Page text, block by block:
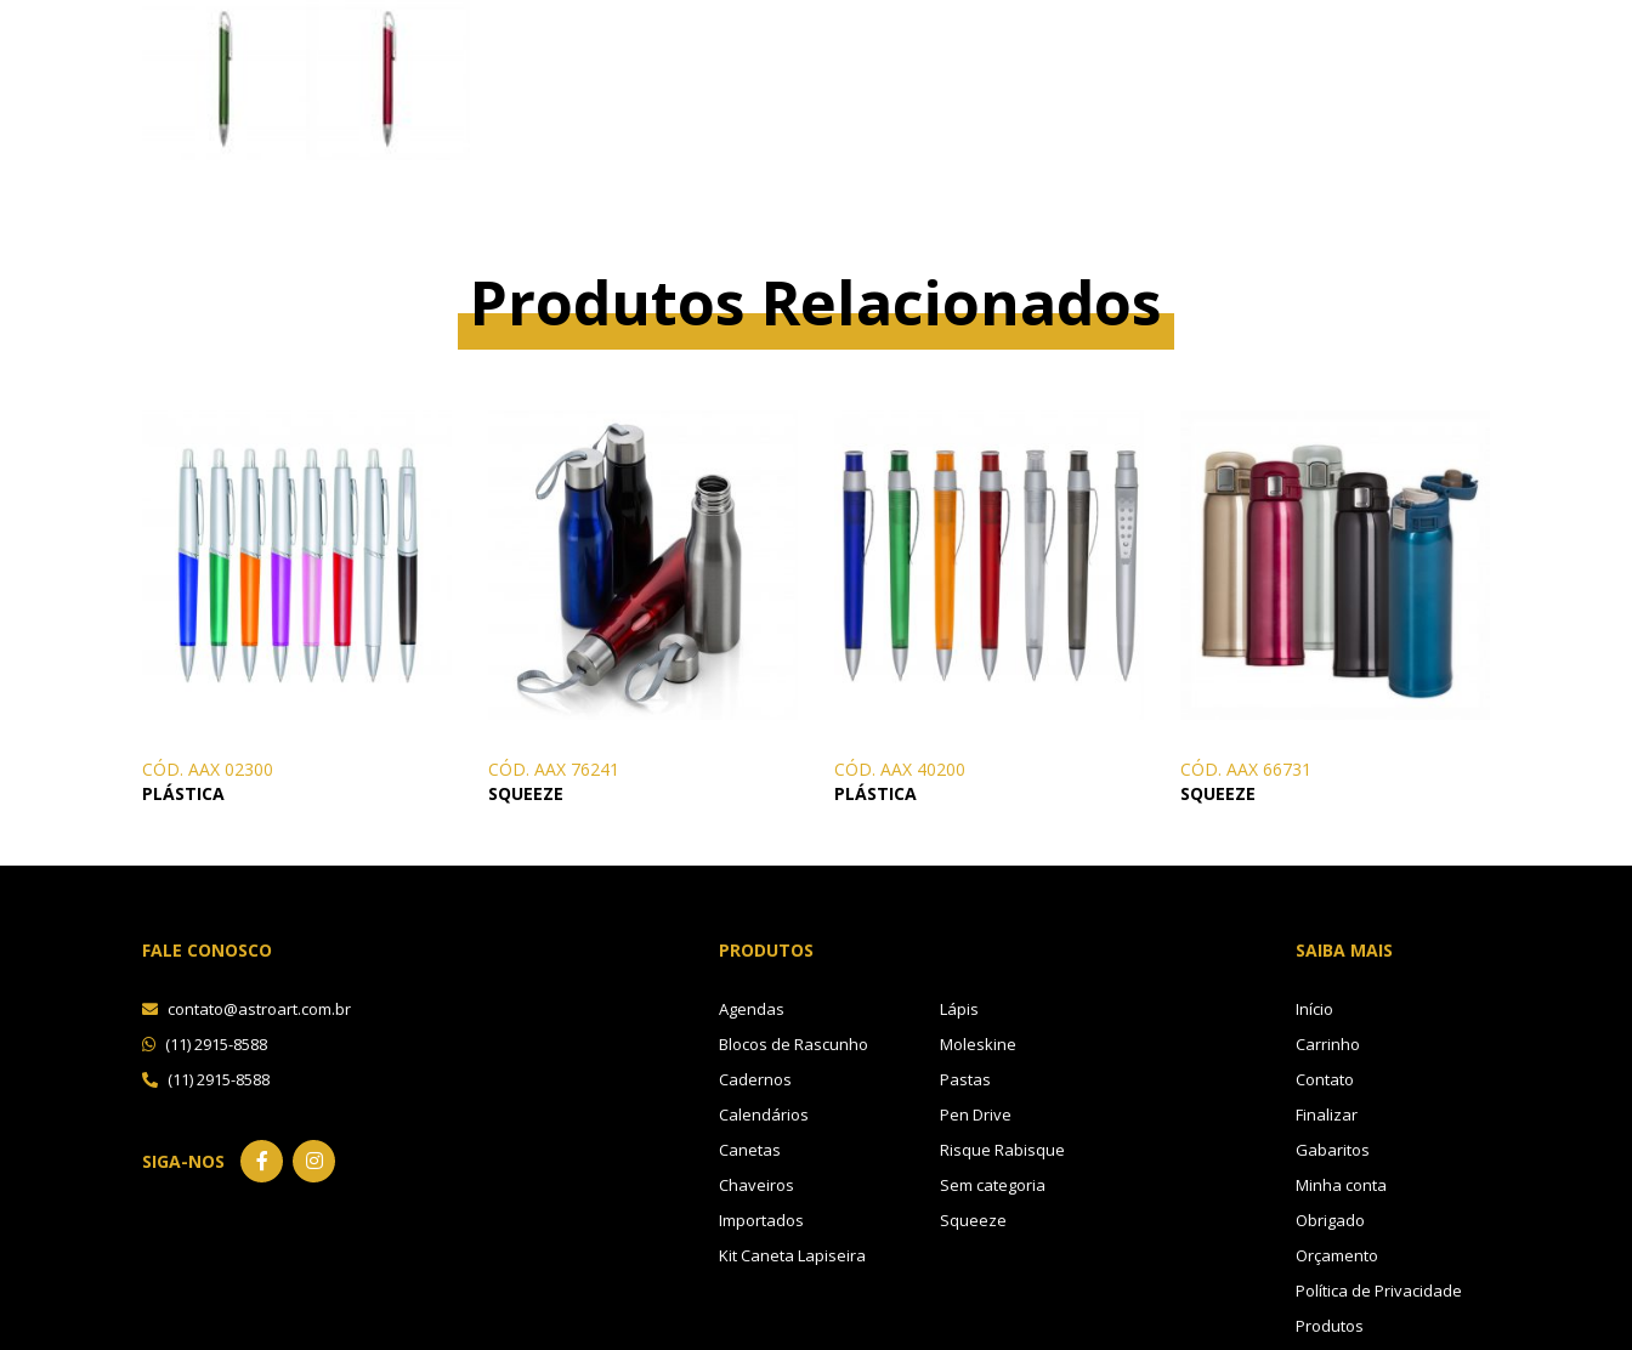
Produtos Relacionados
CÓD. AAX 02300
PLÁSTICA
CÓD. AAX 76241
SQUEEZE
CÓD. AAX 40200
PLÁSTICA
CÓD. AAX 66731
SQUEEZE
FALE CONOSCO
contato@astroart.com.br
(11) 2915-8588
(11) 2915-8588
SIGA-NOS
PRODUTOS
Agendas
Blocos de Rascunho
Cadernos
Calendários
Canetas
Chaveiros
Importados
Kit Caneta Lapiseira
Lápis
Moleskine
Pastas
Pen Drive
Risque Rabisque
Sem categoria
Squeeze
SAIBA MAIS
Início
Carrinho
Contato
Finalizar
Gabaritos
Minha conta
Obrigado
Orçamento
Política de Privacidade
Produtos